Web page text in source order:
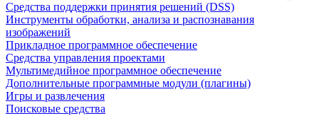
Средства поддержки принятия решений (DSS)
Инструменты обработки, анализа и распознавания
изображений
Прикладное программное обеспечение
Средства управления проектами
Мультимедийное программное обеспечение
Дополнительные программные модули (плагины)
Игры и развлечения
Поисковые средства